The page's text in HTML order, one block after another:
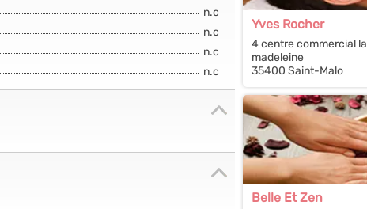
n.c
n.c
n.c
n.c
Yves Rocher
4 centre commercial la
madeleine
35400 Saint-Malo
Belle Et Zen